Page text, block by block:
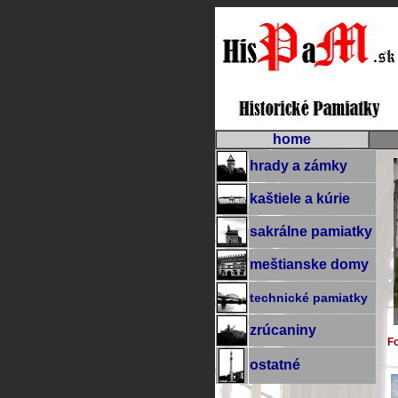
home
hrady a zámky
kaštiele a kúrie
sakrálne pamiatky
meštianske domy
technické pamiatky
zrúcaniny
ostatné